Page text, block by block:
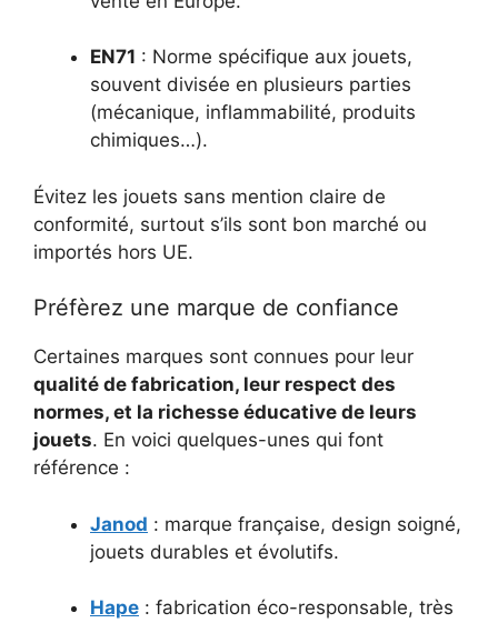
EN71 : Norme spécifique aux jouets,
souvent divisée en plusieurs parties
(mécanique, inflammabilité, produits
chimiques…).
Évitez les jouets sans mention claire de
conformité, surtout s’ils sont bon marché ou
importés hors UE.
Préfèrez une marque de confiance
Certaines marques sont connues pour leur
qualité de fabrication, leur respect des
normes, et la richesse éducative de leurs
jouets. En voici quelques-unes qui font
référence :
Janod : marque française, design soigné,
jouets durables et évolutifs.
Hape : fabrication éco-responsable, très